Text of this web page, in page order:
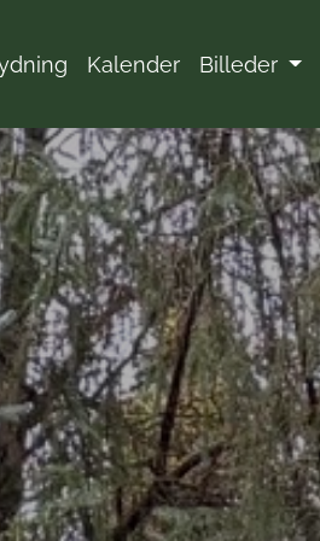
Kalender Billeder